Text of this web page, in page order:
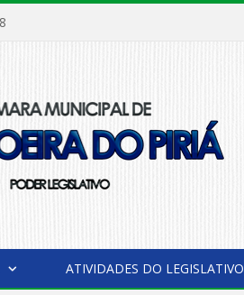
ATIVIDADES DO LEGISLATIVO